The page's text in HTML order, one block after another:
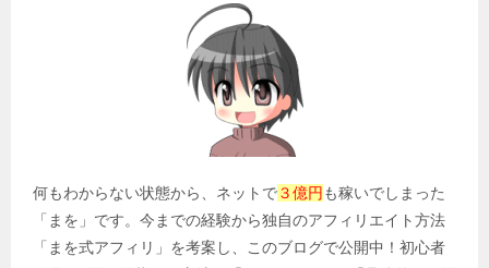
何もわからない状態から、ネットで３億円も稼いでしまった
「まを」です。今までの経験から独自のアフィリエイト方法
「まを式アフィリ」を考案し、このブログで公開中！初心者